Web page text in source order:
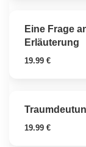
Eine Frage
Erläuterung
19.99 €
19.99 €